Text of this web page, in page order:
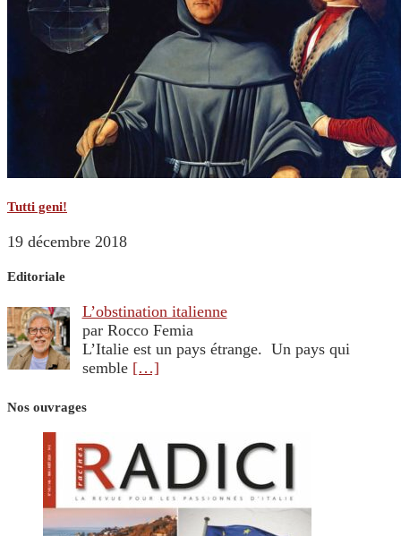
Tutti geni!
19 décembre 2018
Editoriale
L’obstination italienne
par Rocco Femia
L’Italie est un pays étrange. Un pays qui
semble […]
Nos ouvrages